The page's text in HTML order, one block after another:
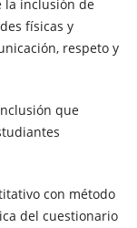
la inclusión de
físicas y
respeto y
que
con método
del cuestionario